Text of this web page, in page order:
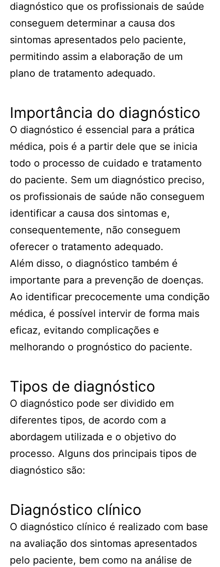
diagnóstico que os profissionais de saúde
conseguem determinar a causa dos
sintomas apresentados pelo paciente,
permitindo assim a elaboração de um
plano de tratamento adequado.
Importância do diagnóstico
O diagnóstico é essencial para a prática
médica, pois é a partir dele que se inicia
todo o processo de cuidado e tratamento
do paciente. Sem um diagnóstico preciso,
os profissionais de saúde não conseguem
identificar a causa dos sintomas e,
consequentemente, não conseguem
oferecer o tratamento adequado.
Além disso, o diagnóstico também é
importante para a prevenção de doenças.
Ao identificar precocemente uma condição
médica, é possível intervir de forma mais
eficaz, evitando complicações e
melhorando o prognóstico do paciente.
Tipos de diagnóstico
O diagnóstico pode ser dividido em
diferentes tipos, de acordo com a
abordagem utilizada e o objetivo do
processo. Alguns dos principais tipos de
diagnóstico são:
Diagnóstico clínico
O diagnóstico clínico é realizado com base
na avaliação dos sintomas apresentados
pelo paciente, bem como na análise de